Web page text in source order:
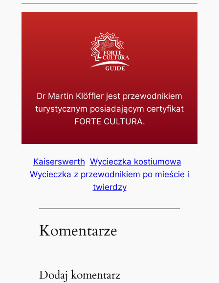
Dr Martin Klöffler jest przewodnikiem
turystycznym posiadającym certyfikat
FORTE CULTURA.
Kaiserswerth Wycieczka kostiumowa
Wycieczka z przewodnikiem po mieście i
twierdzy
Komentarze
Dodaj komentarz